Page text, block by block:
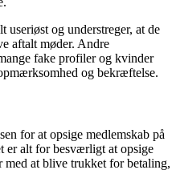
useriøst og understreger, at de
aftalt møder. Andre
fake profiler og kvinder
og bekræftelse.
for at opsige medlemskab på
er alt for besværligt at opsige
med at blive trukket for betaling,